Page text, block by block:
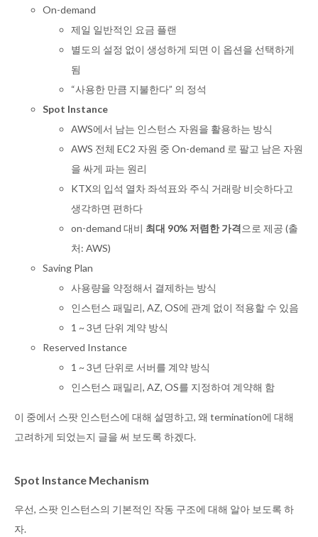
On-demand
제일 일반적인 요금 플랜
별도의 설정 없이 생성하게 되면 이 옵션을 선택하게
됨
“사용한 만큼 지불한다” 의 정석
Spot Instance
AWS에서 남는 인스턴스 자원을 활용하는 방식
AWS 전체 EC2 자원 중 On-demand 로 팔고 남은 자원
을 싸게 파는 원리
KTX의 입석 열차 좌석표와 주식 거래랑 비슷하다고
생각하면 편하다
on-demand 대비 최대 90% 저렴한 가격으로 제공 (출
처: AWS)
Saving Plan
사용량을 약정해서 결제하는 방식
인스턴스 패밀리, AZ, OS에 관계 없이 적용할 수 있음
1 ~ 3년 단위 계약 방식
Reserved Instance
1 ~ 3년 단위로 서버를 계약 방식
인스턴스 패밀리, AZ, OS를 지정하여 계약해 함
이 중에서 스팟 인스턴스에 대해 설명하고, 왜 termination에 대해
고려하게 되었는지 글을 써 보도록 하겠다.
Spot Instance Mechanism
우선, 스팟 인스턴스의 기본적인 작동 구조에 대해 알아 보도록 하
자.